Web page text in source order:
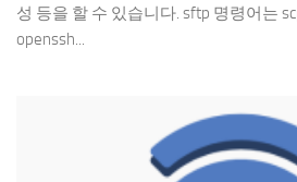
성 등을 할 수 있습니다. sftp 명령어는
openssh...